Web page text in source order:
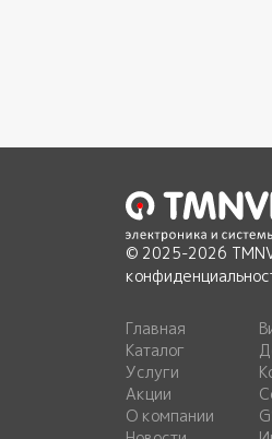
© 2025-2026
Главная
Каталог
Услуги
Акции
О компании